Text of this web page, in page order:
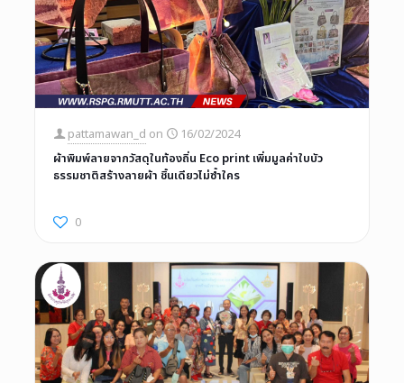
pattamawan_d on
16/02/2024
ผ้าพิมพ์ลายจากวัสดุในท้องถิ่น Eco print เพิ่มมูลค่าใบบัว
ธรรมชาติสร้างลายผ้า ชิ้นเดียวไม่ซ้ำใคร
0